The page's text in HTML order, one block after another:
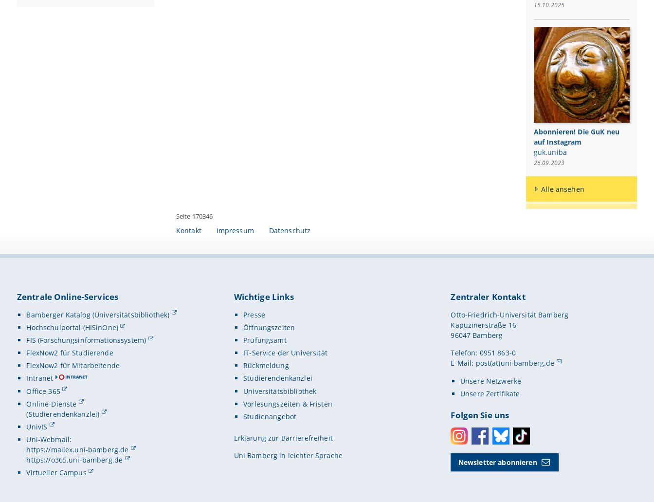
15.10.2025
Abonnieren! Die GuK neu
auf Instagram
guk.uniba
26.09.2023
Alle ansehen
Seite 170346
Kontakt Impressum Datenschutz
Zentrale Online-Services
Bamberger Katalog (Universitätsbibliothek)
Hochschulportal (HISinOne)
FIS (Forschungsinformationssystem)
FlexNow2 für Studierende
FlexNow2 für Mitarbeitende
Intranet
Office 365
Online-Dienste
(Studierendenkanzlei)
UnivIS
Uni-Webmail:
https://mailex.uni-bamberg.de
https://o365.uni-bamberg.de
Virtueller Campus
Wichtige Links
Presse
Öffnungszeiten
Prüfungsamt
IT-Service der Universität
Rückmeldung
Studierendenkanzlei
Universitätsbibliothek
Vorlesungszeiten & Fristen
Studienangebot
Erklärung zur Barrierefreiheit
Uni Bamberg in leichter Sprache
Zentraler Kontakt
Otto-Friedrich-Universität Bamberg
Kapuzinerstraße 16
96047 Bamberg
Telefon: 0951 863-0
E-Mail: post(at)uni-bamberg.de
Unsere Netzwerke
Unsere Zertifikate
Folgen Sie uns
InstagramFacebookBlueskyToktok
Newsletter abonnieren